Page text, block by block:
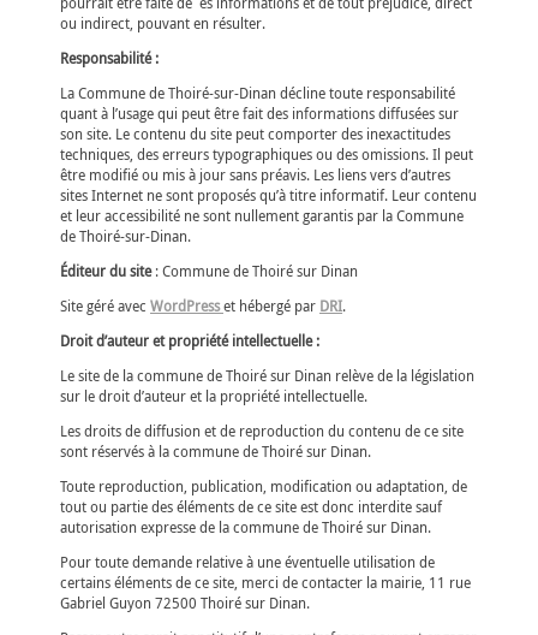
ou indirect, pouvant en résulter.
Responsabilité :
La Commune de Thoiré-sur-Dinan décline toute responsabilité
quant à l’usage qui peut être fait des informations diffusées sur
son site. Le contenu du site peut comporter des inexactitudes
techniques, des erreurs typographiques ou des omissions. Il peut
être modifié ou mis à jour sans préavis. Les liens vers d’autres
sites Internet ne sont proposés qu’à titre informatif. Leur contenu
et leur accessibilité ne sont nullement garantis par la Commune
de Thoiré-sur-Dinan.
Éditeur du site: Commune de Thoiré sur Dinan
Site géré avec WordPresset hébergé par DRI.
Droit d’auteur et propriété intellectuelle :
Le site de la commune de Thoiré sur Dinan relève de la législation
sur le droit d’auteur et la propriété intellectuelle.
Les droits de diffusion et de reproduction du contenu de ce site
sont réservés à la commune de Thoiré sur Dinan.
Toute reproduction, publication, modification ou adaptation, de
tout ou partie des éléments de ce site est donc interdite sauf
autorisation expresse de la commune de Thoiré sur Dinan.
Pour toute demande relative à une éventuelle utilisation de
certains éléments de ce site, merci de contacter la mairie, 11 rue
Gabriel Guyon 72500 Thoiré sur Dinan.